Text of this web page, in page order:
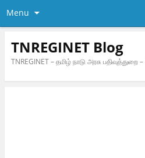
Menu
TNREGINET Blog
TNREGINET – தமிழ் நாடு அரசு பதிவுத்துறை